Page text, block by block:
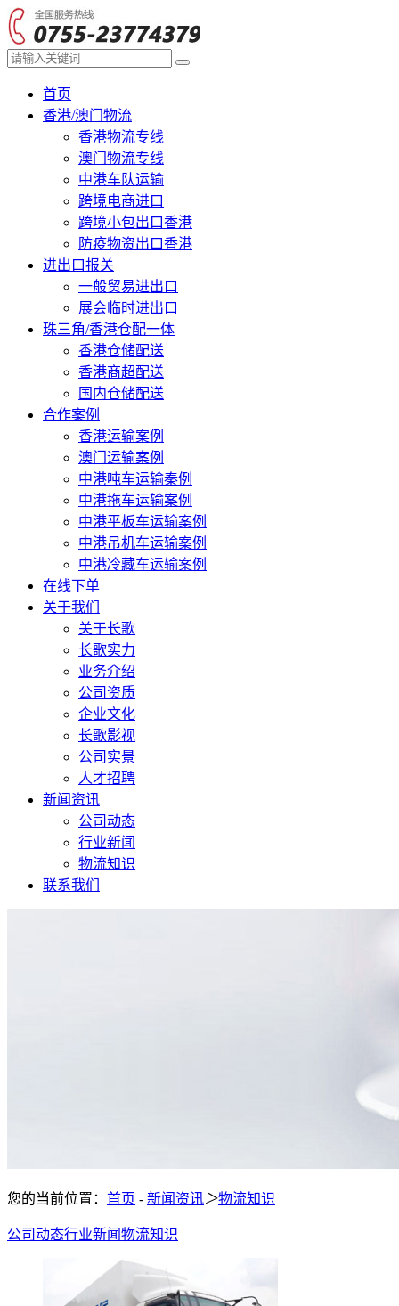
首页
香港/澳门物流
香港物流专线
澳门物流专线
中港车队运输
跨境电商进口
跨境小包出口香港
防疫物资出口香港
进出口报关
一般贸易进出口
展会临时进出口
珠三角/香港仓配一体
香港仓储配送
香港商超配送
国内仓储配送
合作案例
香港运输案例
澳门运输案例
中港吨车运输秦例
中港拖车运输案例
中港平板车运输案例
中港吊机车运输案例
中港冷藏车运输案例
在线下单
关于我们
关于长歌
长歌实力
业务介绍
公司资质
企业文化
长歌影视
公司实景
人才招聘
新闻资讯
公司动态
行业新闻
物流知识
联系我们
您的当前位置： 首页 - 新闻资讯＞物流知识
公司动态行业新闻物流知识